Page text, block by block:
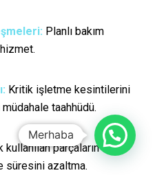
Planlı bakım
Kritik işletme kesintilerini
taahhüdü.
kullanılan parçaların
süresini azaltma.
Merhaba